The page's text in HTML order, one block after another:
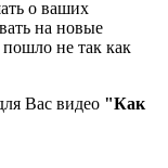
о ваших
на новые
не так как
Вас видео "Как